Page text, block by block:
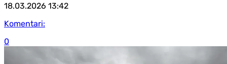
18.03.2026 13:42
Komentari:
0